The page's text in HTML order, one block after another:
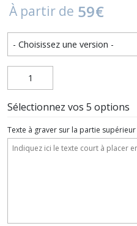
À partir de 59€
Sélectionnez vos 5 options
Texte à graver sur la partie supérieur